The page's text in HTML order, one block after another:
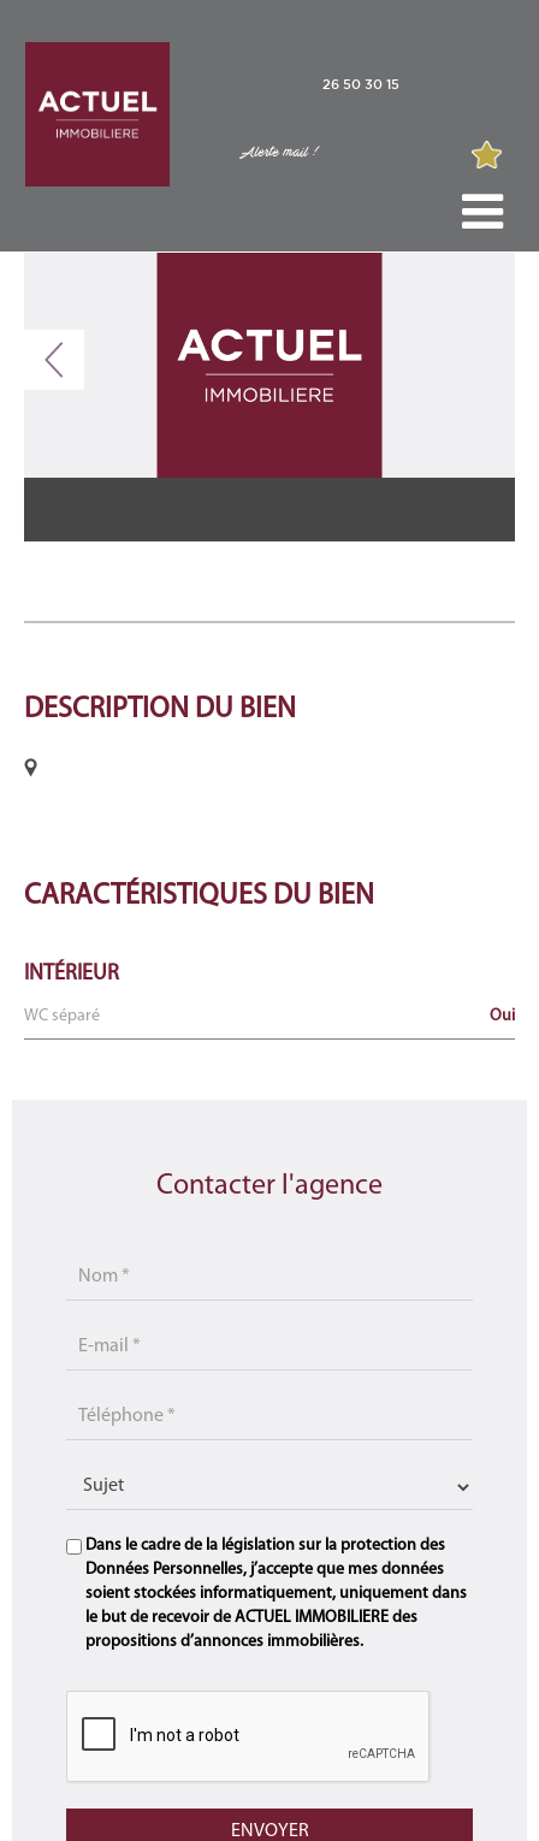
26 50 30 15
Alerte mail !
DESCRIPTION DU BIEN
CARACTÉRISTIQUES DU BIEN
INTÉRIEUR
WC séparé Oui
Contacter l'agence
Dans le cadre de la législation sur la protection des
Données Personnelles, j’accepte que mes données
soient stockées informatiquement, uniquement dans
le but de recevoir de ACTUEL IMMOBILIERE des
propositions d’annonces immobilières.